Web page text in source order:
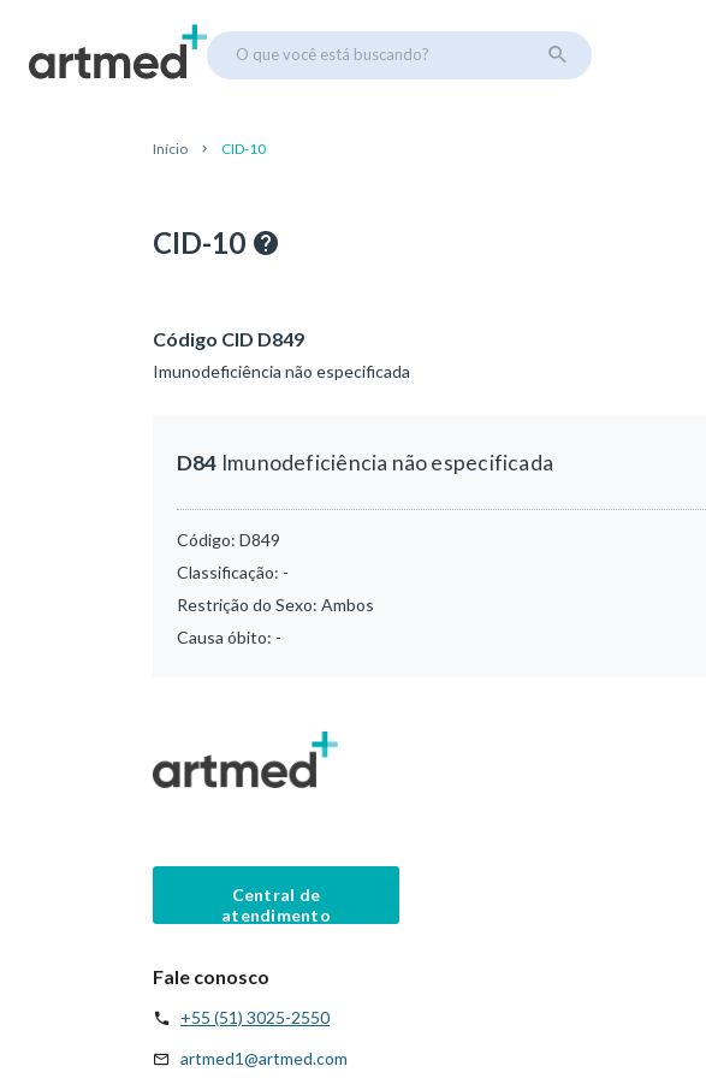
O que você está buscando?
Início CID-10
CID-10
Código CID D849
Imunodeficiência não especificada
D84 Imunodeficiência não especificada
Código: D849
Classificação: -
Restrição do Sexo: Ambos
Causa óbito: -
Central de
atendimento
Fale conosco
+55 (51) 3025-2550
artmed1@artmed.com